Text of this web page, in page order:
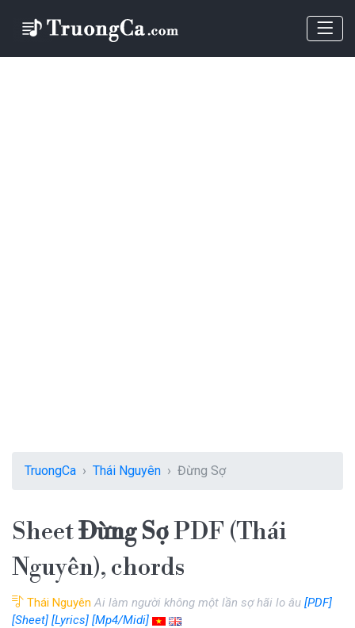
TruongCa Thái Nguyên Đừng Sợ
SheetĐừng SợPDF (Thái
Nguyên), chords
Thái Nguyên Ai làm người không một lần sợ hãi lo âu [PDF]
[Sheet] [Lyrics] [Mp4/Midi]